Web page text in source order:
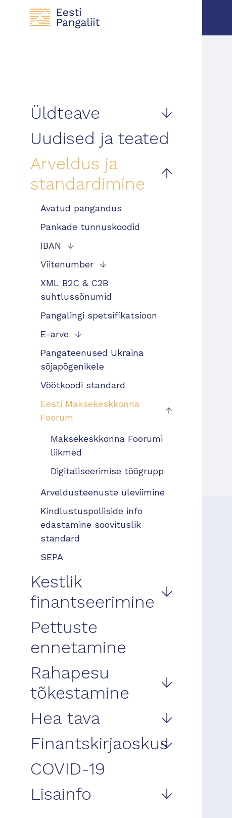
Üldteave
Uudised ja teated
Arveldus ja
standardimine
Avatud pangandus
Pankade tunnuskoodid
IBAN
Viitenumber
XML B2C & C2B
suhtlussõnumid
Pangalingi spetsifikatsioon
E-arve
Pangateenused Ukraina
sõjapõgenikele
Vöötkoodi standard
Eesti Maksekeskkonna
Foorum
Maksekeskkonna Foorumi
liikmed
Digitaliseerimise töögrupp
Arveldusteenuste üleviimine
Kindlustuspoliiside info
edastamine soovituslik
standard
SEPA
Kestlik
finantseerimine
Pettuste
ennetamine
Rahapesu
tõkestamine
Hea tava
Finantskirjaoskus
COVID-19
Lisainfo